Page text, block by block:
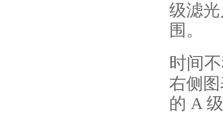
级滤
围。
时间
右侧
的 A